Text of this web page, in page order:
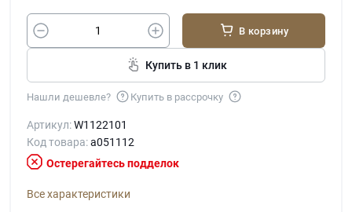
В корзину
Купить в 1 клик
Нашли дешевле? Купить в рассрочку
Артикул:W1122101
Код товара:a051112
Остерегайтесь подделок
Все характеристики